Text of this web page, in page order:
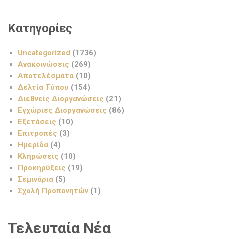
Κατηγορίες
Uncategorized (1736)
Ανακοινώσεις (269)
Αποτελέσματα (10)
Δελτία Τύπου (154)
Διεθνείς Διοργανώσεις (21)
Εγχώριες Διοργανώσεις (86)
Εξετάσεις (10)
Επιτροπές (3)
Ημερίδα (4)
Κληρώσεις (10)
Προκηρύξεις (19)
Σεμινάρια (5)
Σχολή Προπονητών (1)
Τελευταία Νέα